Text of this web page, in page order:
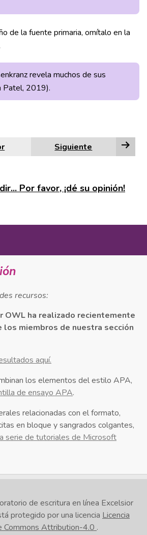
de la fuente primaria, omítalo en la
revela muchos de sus
Patel, 2019).
Siguiente
Por favor, ¡dé su opinión!
recursos:
OWL ha realizado recientemente
los miembros de nuestra sección
aquí.
los elementos del estilo APA,
de ensayo APA.
relacionadas con el formato,
en bloque y sangrados colgantes,
serie de tutoriales de Microsoft
de escritura en línea Excelsior
protegido por una licencia Licencia
Commons Attribution-4.0 .